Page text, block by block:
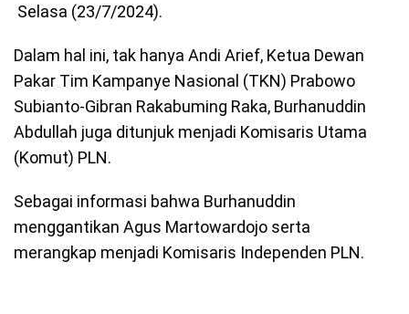
Selasa (23/7/2024).
Dalam hal ini, tak hanya Andi Arief, Ketua Dewan
Pakar Tim Kampanye Nasional (TKN) Prabowo
Subianto-Gibran Rakabuming Raka, Burhanuddin
Abdullah juga ditunjuk menjadi Komisaris Utama
(Komut) PLN.
Sebagai informasi bahwa Burhanuddin
menggantikan Agus Martowardojo serta
merangkap menjadi Komisaris Independen PLN.